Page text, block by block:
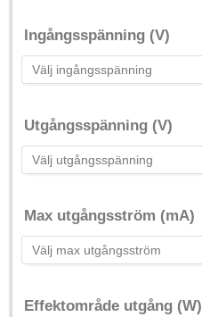
Ingångsspänning (V)
Utgångsspänning (V)
Max utgångsström (mA)
Effektområde utgång (W)